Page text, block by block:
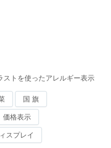
ストを使ったアレルギー表示
国 旗
価格表示
スプレイ